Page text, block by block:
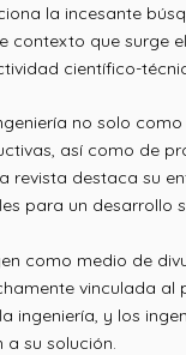
la incesante
contexto que
científico-
no solo
así como de
revista destaca su
para un desarrollo
como medio de
vinculada
y los
su solución.